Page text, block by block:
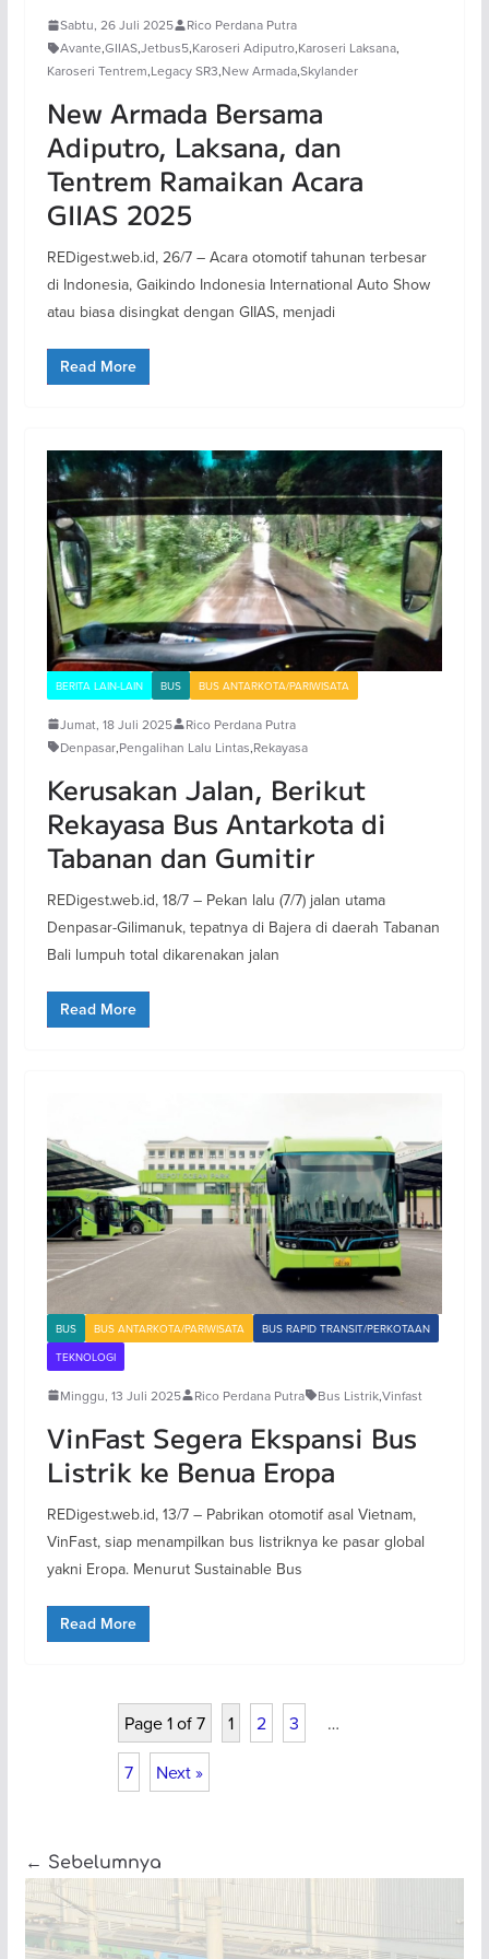
Sabtu, 26 Juli 2025
Rico Perdana Putra
Avante,GIIAS,Jetbus5,Karoseri Adiputro,Karoseri Laksana,
Karoseri Tentrem,Legacy SR3,New Armada,Skylander
New Armada Bersama
Adiputro, Laksana, dan
Tentrem Ramaikan Acara
GIIAS 2025
REDigest.web.id, 26/7 – Acara otomotif tahunan terbesar
di Indonesia, Gaikindo Indonesia International Auto Show
atau biasa disingkat dengan GIIAS, menjadi
Read More
BERITA LAIN-LAIN BUS BUS ANTARKOTA/PARIWISATA
Jumat, 18 Juli 2025
Rico Perdana Putra
Denpasar,Pengalihan Lalu Lintas,Rekayasa
Kerusakan Jalan, Berikut
Rekayasa Bus Antarkota di
Tabanan dan Gumitir
REDigest.web.id, 18/7 – Pekan lalu (7/7) jalan utama
Denpasar-Gilimanuk, tepatnya di Bajera di daerah Tabanan
Bali lumpuh total dikarenakan jalan
Read More
BUS BUS ANTARKOTA/PARIWISATA
BUS RAPID TRANSIT/PERKOTAAN
TEKNOLOGI
Minggu, 13 Juli 2025 Rico Perdana Putra Bus Listrik,Vinfast
VinFast Segera Ekspansi Bus
Listrik ke Benua Eropa
REDigest.web.id, 13/7 – Pabrikan otomotif asal Vietnam,
VinFast, siap menampilkan bus listriknya ke pasar global
yakni Eropa. Menurut Sustainable Bus
Read More
Page 1 of 7 1 2 3 …
7 Next »
← Sebelumnya